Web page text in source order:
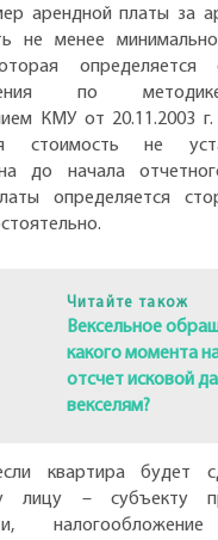
арендной платы за
не менее
определяется
по
КМУ от 20.11.2003
стоимость не
до начала
определяется
Читайте також
Вексельное
какого момента
отсчет исковой
векселям?
квартира будет
лицу – субъекту